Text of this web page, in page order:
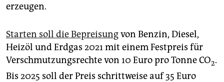
erzeugen.
Starten soll die Bepreisungvon Benzin, Diesel,
Heizöl und Erdgas 2021 mit einem Festpreis für
Verschmutzungsrechte von 10 Euro pro Tonne CO2.
Bis 2025 soll der Preis schrittweise auf 35 Euro